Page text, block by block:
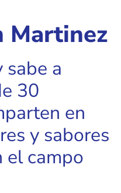
Martinez
sabe a
30
en
y sabores
el campo